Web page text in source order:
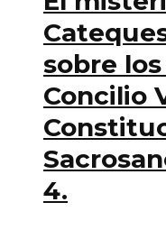
sobre
Concilio
4.